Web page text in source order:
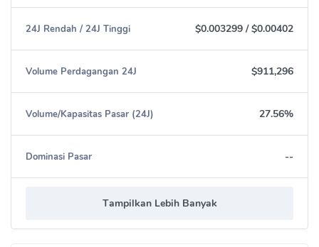
24J Rendah / 24J Tinggi $0.003299 /$0.00402
Volume Perdagangan 24J $911,296
Volume/Kapasitas Pasar (24J) 27.56%
Dominasi Pasar --
Tampilkan Lebih Banyak